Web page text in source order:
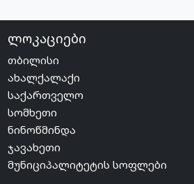
ლოკაციები
თბილისი
ახალქალაქი
საქართველო
სომხეთი
ნინოწმინდა
ჯავახეთი
მუნიციპალიტეტის სოფლები